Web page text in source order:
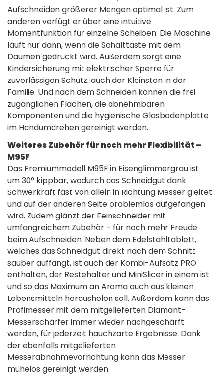
Aufschneiden größerer Mengen optimal ist. Zum
anderen verfügt er über eine intuitive
Momentfunktion für einzelne Scheiben: Die Maschine
läuft nur dann, wenn die Schalttaste mit dem
Daumen gedrückt wird. Außerdem sorgt eine
Kindersicherung mit elektrischer Sperre für
zuverlässigen Schutz. auch der Kleinsten in der
Familie. Und nach dem Schneiden können die frei
zugänglichen Flächen, die abnehmbaren
Komponenten und die hygienische Glasbodenplatte
im Handumdrehen gereinigt werden.
Weiteres Zubehör für noch mehr Flexibilität –
M95F
Das Premiummodell M95F in Eisenglimmergrau ist
um 30° kippbar, wodurch das Schneidgut dank
Schwerkraft fast von allein in Richtung Messer gleitet
und auf der anderen Seite problemlos aufgefangen
wird. Zudem glänzt der Feinschneider mit
umfangreichem Zubehör – für noch mehr Freude
beim Aufschneiden. Neben dem Edelstahltablett,
welches das Schneidgut direkt nach dem Schnitt
sauber auffängt, ist auch der Kombi-Aufsatz PRO
enthalten, der Restehalter und MiniSlicer in einem ist
und so das Maximum an Aroma auch aus kleinen
Lebensmitteln herausholen soll. Außerdem kann das
Profimesser mit dem mitgelieferten Diamant-
Messerschärfer immer wieder nachgeschärft
werden, für jederzeit hauchzarte Ergebnisse. Dank
der ebenfalls mitgelieferten
Messerabnahmevorrichtung kann das Messer
mühelos gereinigt werden.